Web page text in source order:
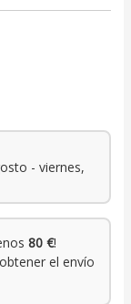
- viernes,
80 €!
el envío